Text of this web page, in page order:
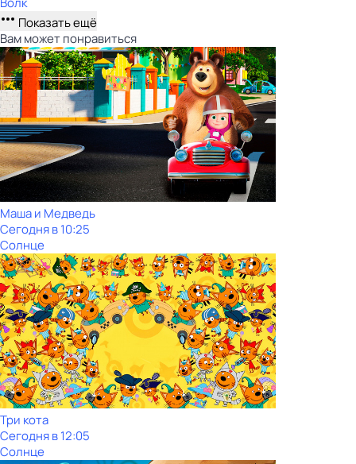
Показать ещё
Вам может понравиться
Маша и Медведь
Сегодня в 10:25
Солнце
Три кота
Сегодня в 12:05
Солнце